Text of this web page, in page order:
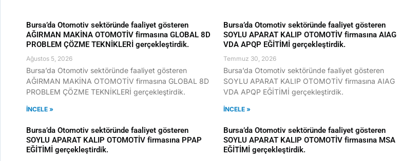
Bursa’da Otomotiv sektöründe faaliyet gösteren
AĞIRMAN MAKİNA OTOMOTİV firmasına GLOBAL 8D
PROBLEM ÇÖZME TEKNİKLERİ gerçekleştirdik.
Ağustos 5, 2026
Bursa’da Otomotiv sektöründe faaliyet gösteren
AĞIRMAN MAKİNA OTOMOTİV firmasına GLOBAL 8D
PROBLEM ÇÖZME TEKNİKLERİ gerçekleştirdik.
İNCELE »
Bursa’da Otomotiv sektöründe faaliyet gösteren
SOYLU APARAT KALIP OTOMOTİV firmasına AIAG
VDA APQP EĞİTİMİ gerçekleştirdik.
Temmuz 30, 2026
Bursa’da Otomotiv sektöründe faaliyet gösteren
SOYLU APARAT KALIP OTOMOTİV firmasına AIAG
VDA APQP EĞİTİMİ gerçekleştirdik.
İNCELE »
Bursa’da Otomotiv sektöründe faaliyet gösteren
SOYLU APARAT KALIP OTOMOTİV firmasına PPAP
EĞİTİMİ gerçekleştirdik.
Bursa’da Otomotiv sektöründe faaliyet gösteren
SOYLU APARAT KALIP OTOMOTİV firmasına MSA
EĞİTİMİ gerçekleştirdik.